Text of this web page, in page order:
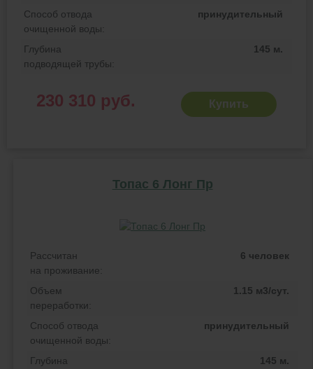
Способ отвода
очищенной воды:
принудительный
Глубина
подводящей трубы:
145 м.
230 310 руб. Купить
Топас 6 Лонг Пр
Рассчитан
на проживание:
6 человек
Объем
переработки:
1.15 м3/сут.
Способ отвода
очищенной воды:
принудительный
Глубина
145 м.